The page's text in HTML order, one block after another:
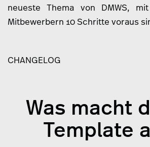
neueste Thema von DMWS,
Mitbewerbern 10 Schritte voraus
CHANGELOG
Was macht
Template